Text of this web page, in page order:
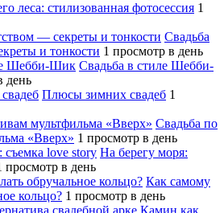
леса: стилизованная фотосессия 1
Свадьба
и тонкости 1 просмотр в день
Свадьба в стиле Шебби-
день
Плюсы зимних свадеб 1
Свадьба по
«Вверх» 1 просмотр в день
На берегу моря:
просмотр в день
Как самому
кольцо? 1 просмотр в день